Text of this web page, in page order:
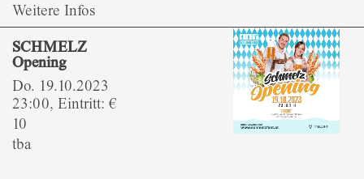
Weitere Infos
SCHMELZ
Opening
Do. 19.10.2023
23:00, Eintritt: €
10
tba